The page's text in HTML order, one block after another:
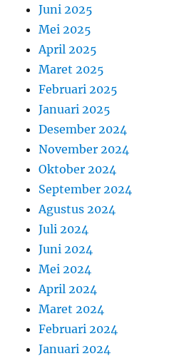
Juni 2025
Mei 2025
April 2025
Maret 2025
Februari 2025
Januari 2025
Desember 2024
November 2024
Oktober 2024
September 2024
Agustus 2024
Juli 2024
Juni 2024
Mei 2024
April 2024
Maret 2024
Februari 2024
Januari 2024